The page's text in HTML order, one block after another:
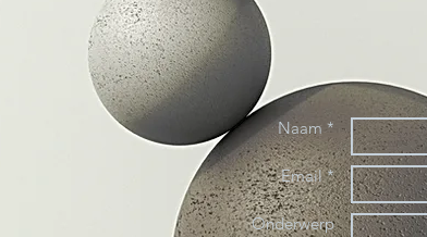
Naam *
Email *
Onderwerp